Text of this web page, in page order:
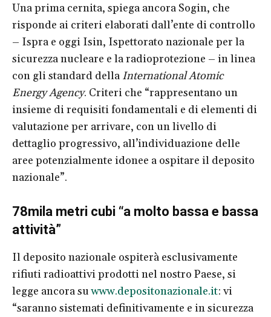
Una prima cernita, spiega ancora Sogin, che
risponde ai criteri elaborati dall’ente di controllo
– Ispra e oggi Isin, Ispettorato nazionale per la
sicurezza nucleare e la radioprotezione – in linea
con gli standard della International Atomic
Energy Agency. Criteri che “rappresentano un
insieme di requisiti fondamentali e di elementi di
valutazione per arrivare, con un livello di
dettaglio progressivo, all’individuazione delle
aree potenzialmente idonee a ospitare il deposito
nazionale”.
78mila metri cubi “a molto bassa e bassa
attività”
Il deposito nazionale ospiterà esclusivamente
rifiuti radioattivi prodotti nel nostro Paese, si
legge ancora suwww.depositonazionale.it: vi
“saranno sistemati definitivamente e in sicurezza